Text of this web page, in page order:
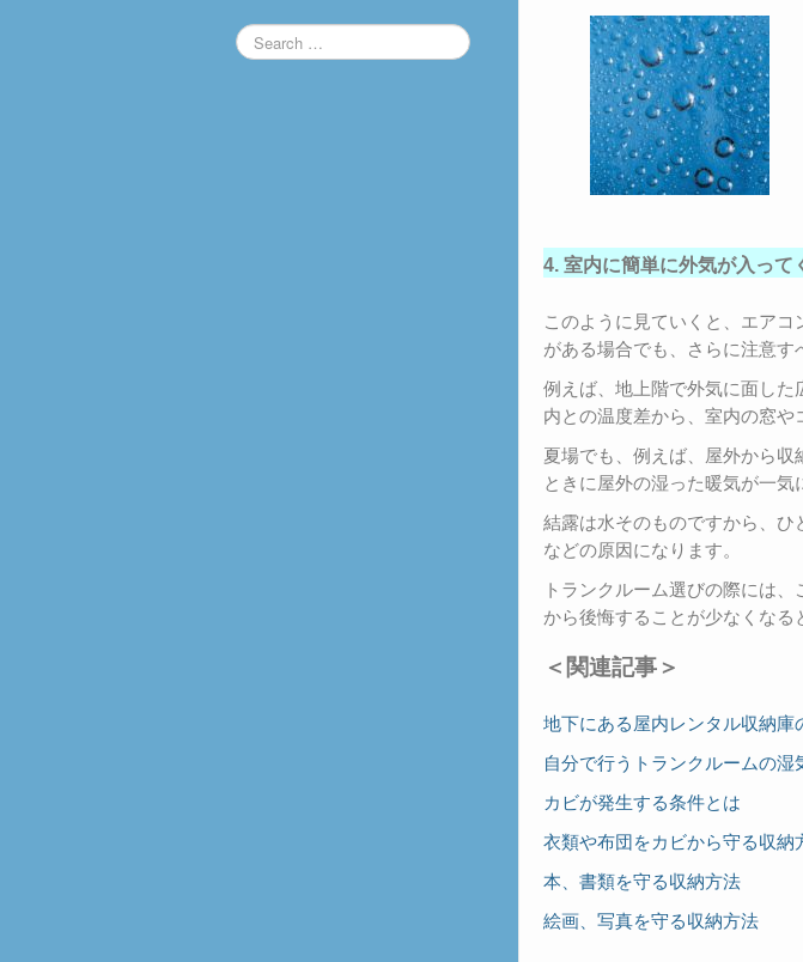
4. 室内に簡単に外気が入って
このように見ていくと、エア
がある場合でも、さらに注意す
例えば、地上階で外気に面し
内との温度差から、室内の窓や
夏場でも、例えば、屋外から
ときに屋外の湿った暖気が一
結露は水そのものですから、
などの原因になります。
トランクルーム選びの際には
から後悔することが少なくなる
＜関連記事＞
地下にある屋内レンタル収納庫
自分で行うトランクルームの湿
カビが発生する条件とは
衣類や布団をカビから守る収納
本、書類を守る収納方法
絵画、写真を守る収納方法